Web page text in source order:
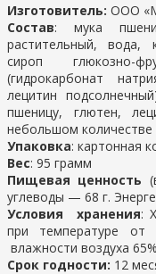
Изготовитель: ООО
Состав: мука
растительный, вода,
сироп глюкозно-
(гидрокарбонат
лецитин
пшеницу, глютен,
небольшом
Упаковка: картонная
Вес: 95 грамм
Пищевая ценность
углеводы — 68 г.
Условия хранения:
при температуре
влажности воздуха
Срок годности: 12